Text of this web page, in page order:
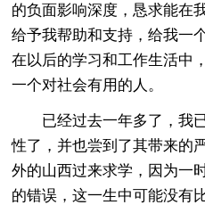
的负面影响深度，恳求能在
给予我帮助和支持，给我一
在以后的学习和工作生活中
一个对社会有用的人。
已经过去一年多了，我
性了，并也尝到了其带来的
外的山西过来求学，因为一
的错误，这一生中可能没有